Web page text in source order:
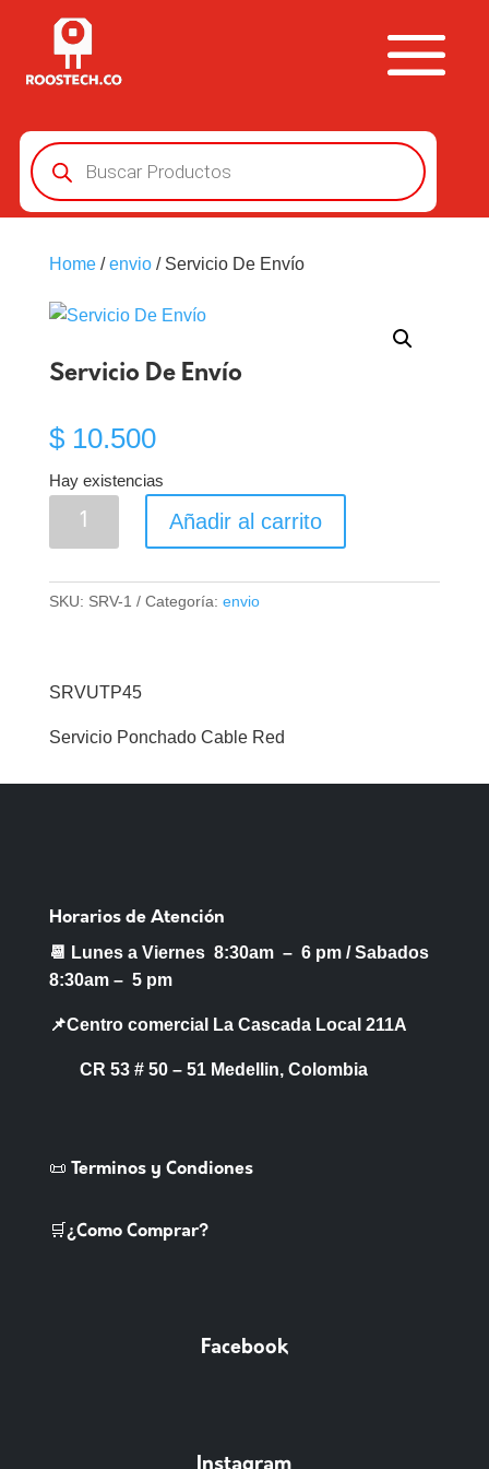
Búsqueda
de
productos
Home/envio/ Servicio De Envío
Servicio De Envío
$10.500
Hay existencias
Servicio
Añadir al carrito
SKU: SRV-1 Categoría: envio
SRVUTP45
Servicio Ponchado Cable Red
Horarios de Atención
📆 Lunes a Viernes 8:30am – 6 pm /Sabados
8:30am – 5 pm
📌Centro comercial La Cascada Local 211A
CR 53 # 50 – 51 Medellin, Colombia
📜 Terminos y Condiones
🛒¿Como Comprar?
Facebook